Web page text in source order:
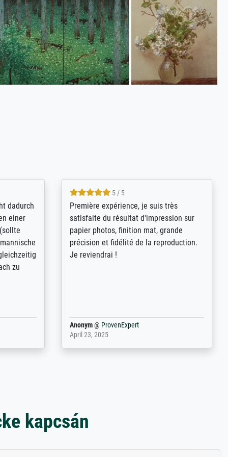
sich
(ein
-
4.8 / 5
Qualité absolument irréprochable.
Extraordinaire diversité des thèmes
abordés et personnalisation des
demandes (recadrage, réajustement des
couleurs). Relation clientèle parfaite.
Anonym@ ProvenExpert
March 31, 2025
kapcsán